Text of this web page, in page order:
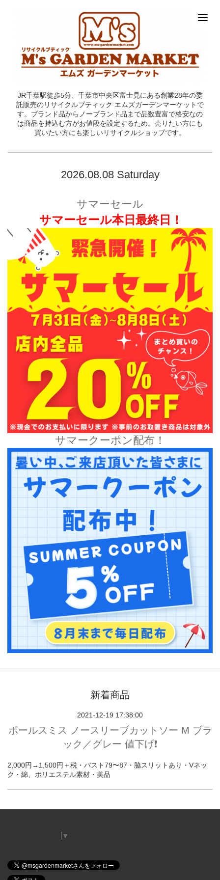
JR千葉駅徒歩5分、千葉市中央区富士見にある創業28年の委
託販売のリサイクルブティック エムズガーデンマーケットで
す。ブランド品からノーブランド品まで品数豊富で格安なの
は商品を持込む方がお値段を設定するため。売りたい方にも
買いたい方にも楽しいリサイクルショップです。
2026.08.08 Saturday
サマーセール
サマーセール本日最終日！
サマークーポン配布！
新着商品
2021-12-19 17:38:00
ポールスミス ノースリーブカットソー M ブラ
ック／グレー 値下げ❗️
2,000円→1,500円＋税・バスト79〜87・脇スリットあり・Vネッ
ク・綿、ポリエステル素材・美品
▼